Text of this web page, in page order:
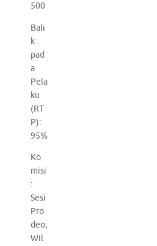
500
Bali
k
pad
a
Pela
ku
(RT
P):
95%
Ko
misi
:
Sesi
Pro
deo,
Wil